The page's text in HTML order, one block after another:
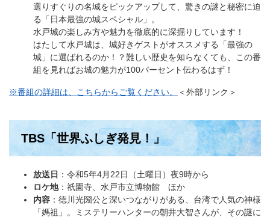
選りすぐりの名城をピックアップして、驚きの謎と秘密に迫
る「日本最強の城スペシャル」。
水戸城の楽しみ方や魅力を徹底的に深掘りしています！
はたして水戸城は、城好きゲストがオススメする「最強の
城」に選ばれるのか！？難しい歴史を知らなくても、この番
組を見ればお城の魅力が100パーセント伝わるはず！
※番組の詳細は、こちらからご覧ください。 ＜外部リンク＞
TBS「世界ふしぎ発見！」
放送日 ：令和5年4月22日（土曜日）夜9時から
ロケ地：祇園寺、水戸市立博物館 ほか
内容 ：徳川光圀公と深いつながりがある、台湾で人気の神様
「媽祖」。ミステリーハンターの朝井大智さんが、その謎に